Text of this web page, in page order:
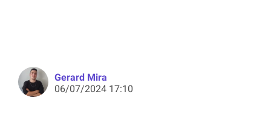
Gerard Mira
06/07/2024 17:10